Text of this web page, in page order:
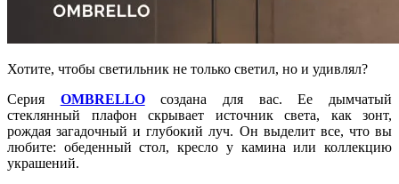
Хотите, чтобы светильник не только светил, но и удивлял?
Серия OMBRELLOсоздана для вас. Ее дымчатый
стеклянный плафон скрывает источник света, как зонт,
рождая загадочный и глубокий луч. Он выделит все, что вы
любите: обеденный стол, кресло у камина или коллекцию
украшений.